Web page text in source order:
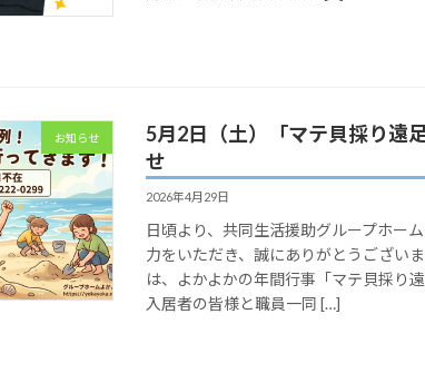
お知らせ
5月2日（土）「マテ貝採り遠
せ
2026年4月29日
日頃より、共同生活援助グループホー
力をいただき、誠にありがとうござい
は、よかよかの年間行事「マテ貝採り
入居者の皆様と職員一同 […]